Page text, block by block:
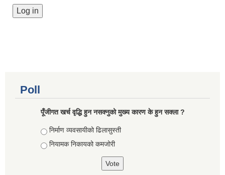
Poll
पूँजीगत खर्च वृद्धि हुन नसक्नुको मुख्य कारण के हुन सक्ला ?
Choices
निर्माण व्यवसायीको ढिलासुस्ती
नियामक निकायको कमजोरी